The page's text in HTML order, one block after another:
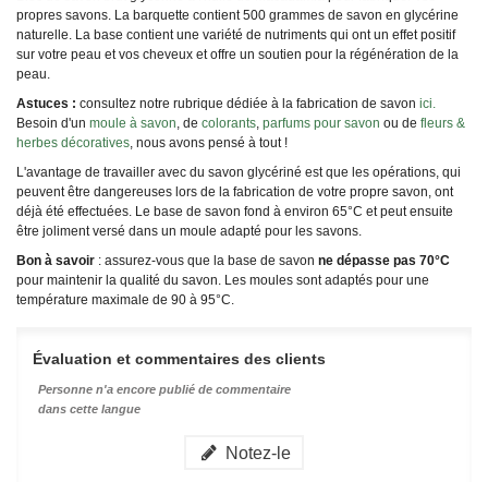
propres savons. La barquette contient 500 grammes de savon en glycérine
naturelle. La base contient une variété de nutriments qui ont un effet positif
sur votre peau et vos cheveux et offre un soutien pour la régénération de la
peau.
Astuces : consultez notre rubrique dédiée à la fabrication de savon ici.
Besoin d'un moule à savon , de colorants parfums pour savon ou de fleurs &
herbes décoratives , nous avons pensé à tout !
L'avantage de travailler avec du savon glycériné est que les opérations, qui
peuvent être dangereuses lors de la fabrication de votre propre savon, ont
déjà été effectuées. Le base de savon fond à environ 65°C et peut ensuite
être joliment versé dans un moule adapté pour les savons.
Bon à savoir : assurez-vous que la base de savon ne dépasse pas 70°C
pour maintenir la qualité du savon. Les moules sont adaptés pour une
température maximale de 90 à 95°C.
Évaluation et commentaires des clients
Personne n'a encore publié de commentaire
dans cette langue
Notez-le